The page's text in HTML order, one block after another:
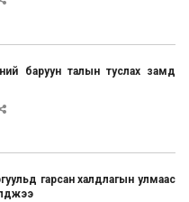
баруун талын туслах замд
гарсан халдлагын улмаас